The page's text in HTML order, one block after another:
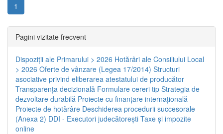
1
Pagini vizitate frecvent
Dispoziţii ale Primarului > 2026 Hotărâri ale Consiliului Local
> 2026 Oferte de vânzare (Legea 17/2014) Structuri
asociative privind eliberarea atestatului de producător
Transparenţa decizională Formulare cereri tip Strategia de
dezvoltare durabilă Proiecte cu finanţare internaţională
Proiecte de hotărâre Deschiderea procedurii succesorale
(Anexa 2) DDI - Executori judecătorești Taxe şi impozite
online